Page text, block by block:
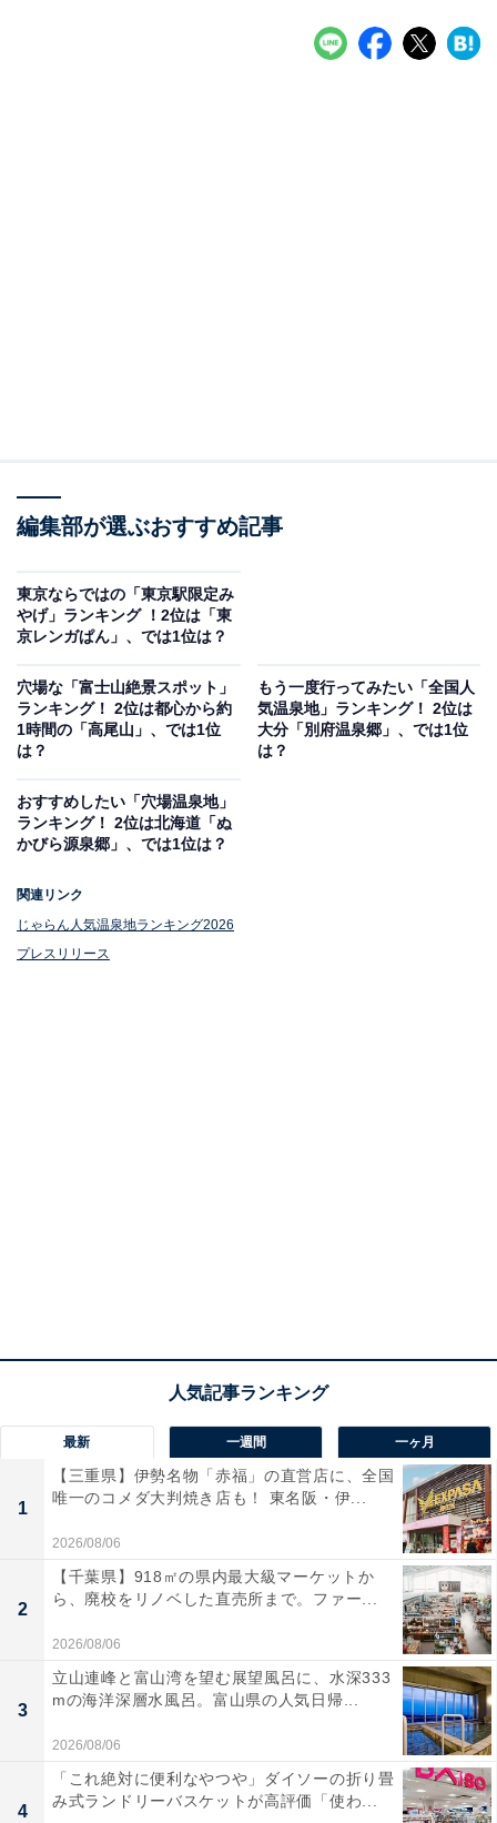
編集部が選ぶおすすめ記事
東京ならではの「東京駅限定み
やげ」ランキング ！2位は「東
京レンガぱん」、では1位は？
穴場な「富士山絶景スポット」
ランキング！ 2位は都心から約
1時間の「高尾山」、では1位
は？
もう一度行ってみたい「全国人
気温泉地」ランキング！ 2位は
大分「別府温泉郷」、では1位
は？
おすすめしたい「穴場温泉地」
ランキング！ 2位は北海道「ぬ
かびら源泉郷」、では1位は？
関連リンク
じゃらん人気温泉地ランキング2026
プレスリリース
最新 一週間 一ヶ月
1
【三重県】伊勢名物「赤福」の直営店に、全国
唯一のコメダ大判焼き店も！ 東名阪・伊...
2026/08/06
2
【千葉県】918㎡の県内最大級マーケットか
ら、廃校をリノベした直売所まで。ファー...
2026/08/06
3
立山連峰と富山湾を望む展望風呂に、水深333
mの海洋深層水風呂。富山県の人気日帰...
2026/08/06
4
「これ絶対に便利なやつや」ダイソーの折り畳
み式ランドリーバスケットが高評価「使わ...